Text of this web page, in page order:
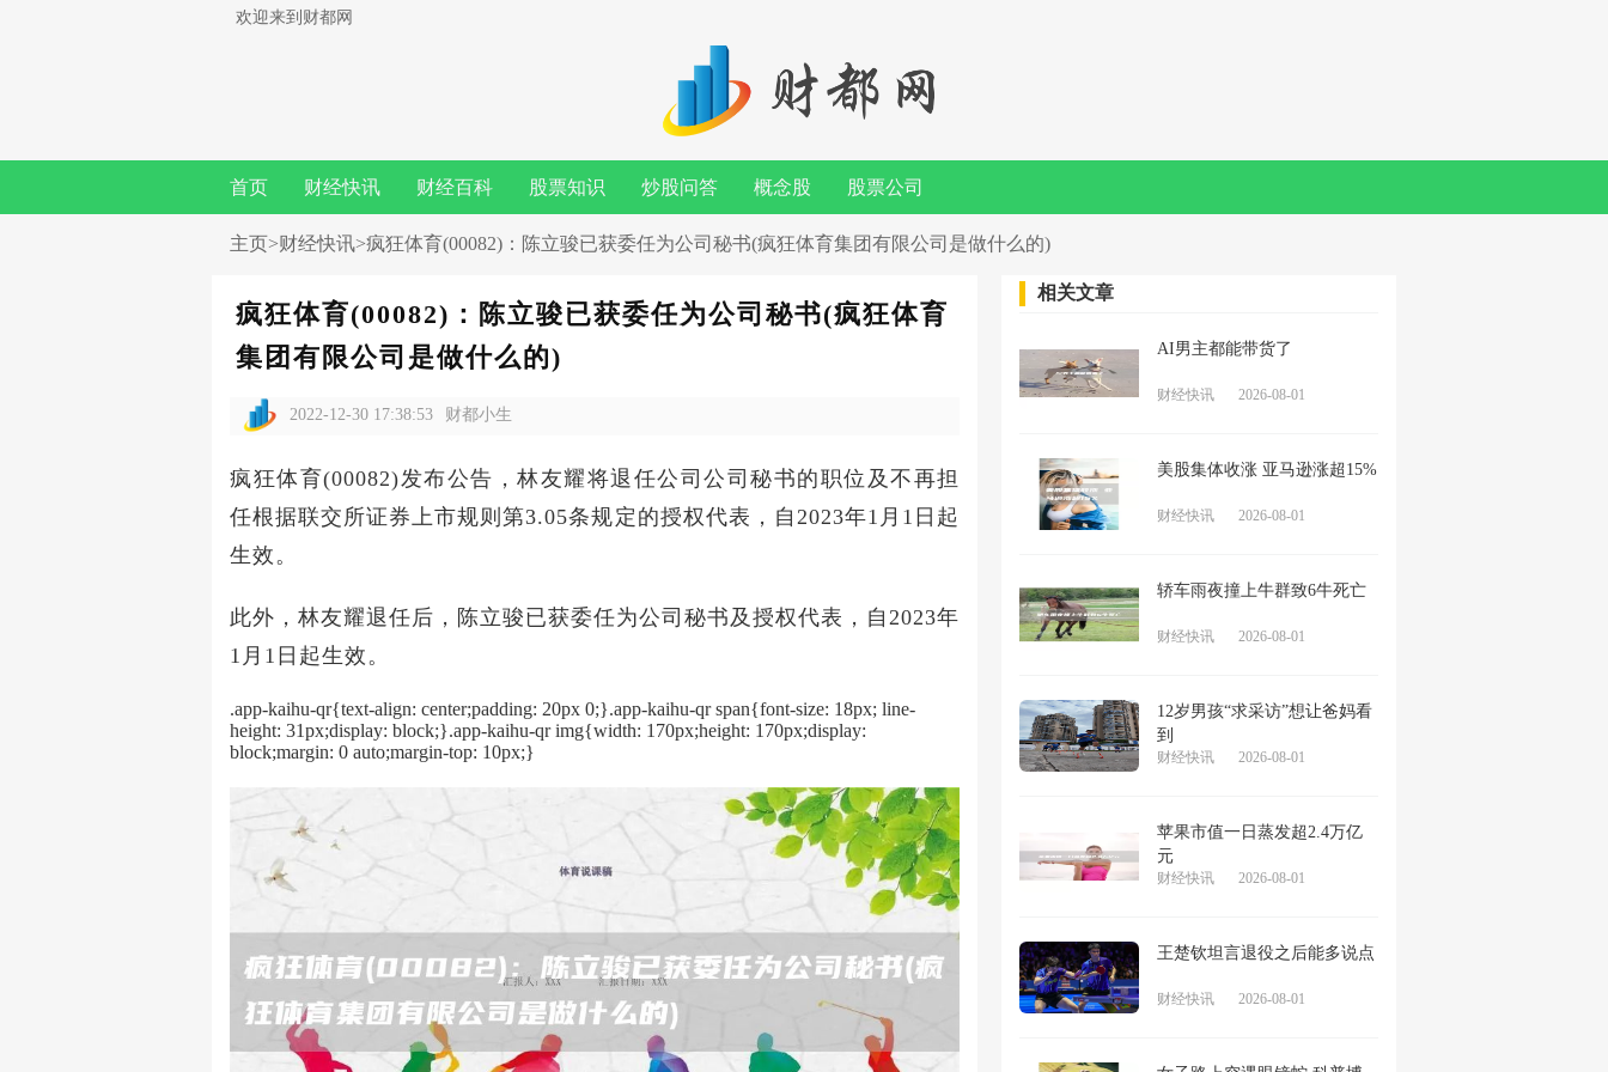
欢迎来到财都网
首页 财经快讯 财经百科 股票知识 炒股问答 概念股 股票公司
主页>财经快讯>疯狂体育(00082)：陈立骏已获委任为公司秘书(疯狂体育集团有限公司是做什么的)
疯狂体育(00082)：陈立骏已获委任为公司秘书(疯狂体育
集团有限公司是做什么的)
2022-12-30 17:38:53 财都小生
疯狂体育(00082)发布公告，林友耀将退任公司公司秘书的职位及不再担
任根据联交所证券上市规则第3.05条规定的授权代表，自2023年1月1日起
生效。
此外，林友耀退任后，陈立骏已获委任为公司秘书及授权代表，自2023年
1月1日起生效。
.app-kaihu-qr{text-align: center;padding: 20px 0;}.app-kaihu-qr span{font-size: 18px; line-
height: 31px;display: block;}.app-kaihu-qr img{width: 170px;height: 170px;display:
block;margin: 0 auto;margin-top: 10px;}
相关文章
AI男主都能带货了
财经快讯 2026-08-01
美股集体收涨 亚马逊涨超15%
财经快讯 2026-08-01
轿车雨夜撞上牛群致6牛死亡
财经快讯 2026-08-01
12岁男孩“求采访”想让爸妈看
到
财经快讯 2026-08-01
苹果市值一日蒸发超2.4万亿
元
财经快讯 2026-08-01
王楚钦坦言退役之后能多说点
财经快讯 2026-08-01